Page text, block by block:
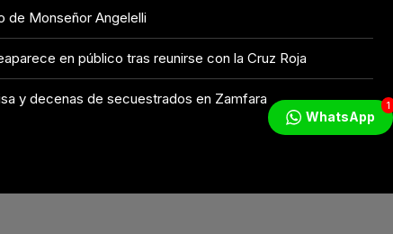
de Monseñor Angelelli
en público tras reunirse con la Cruz Roja
y decenas de secuestrados en Zamfara
WhatsApp
1